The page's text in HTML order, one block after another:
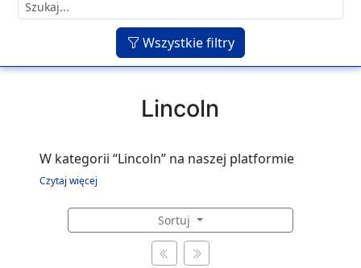
Wszystkie filtry
Lincoln
W kategorii “Lincoln” na naszej platformie
zakupowej znajdziesz szeroki wybór
Linclon ofetuje przede wszystkim produkty w
karma sucha dla psów
Czytaj więcej
Sortuj